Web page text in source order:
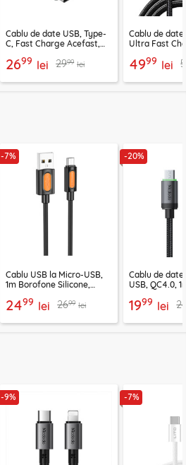
Cablu de date USB, Type-
C, Fast Charge Acefast,
2699 lei 2999 lei
Cablu de date
Ultra Fast
4999 lei
-7%
Cablu USB la Micro-USB,
1m Borofone Silicone,
2499 lei 2699 lei
-20%
Cablu de
USB, QC4.0,
1999 lei
-9% -7%